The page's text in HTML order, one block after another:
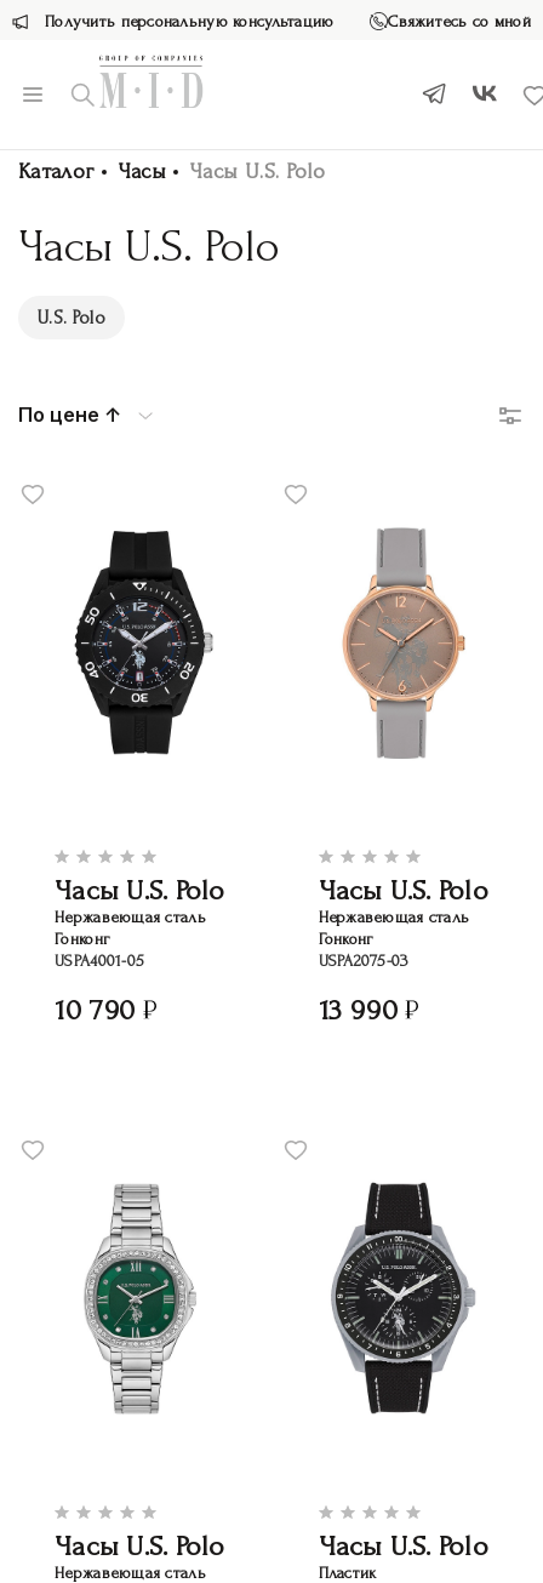
Получить персональную консультацию Свяжитесь со мной
Каталог Часы Часы U.S. Polo
Часы U.S. Polo
U.S. Polo
По цене ↑
Часы U.S. Polo
Нержавеющая сталь
Гонконг
USPA4001-05
10 790
Часы U.S. Polo
Нержавеющая сталь
Гонконг
USPA2075-03
13 990
Часы U.S. Polo
Нержавеющая сталь
Часы U.S. Polo
Пластик